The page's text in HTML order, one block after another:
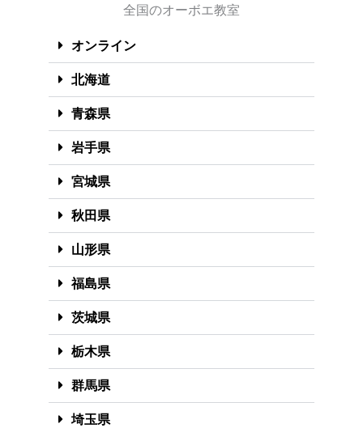
全国のオーボエ教室
オンライン
北海道
青森県
岩手県
宮城県
秋田県
山形県
福島県
茨城県
栃木県
群馬県
埼玉県